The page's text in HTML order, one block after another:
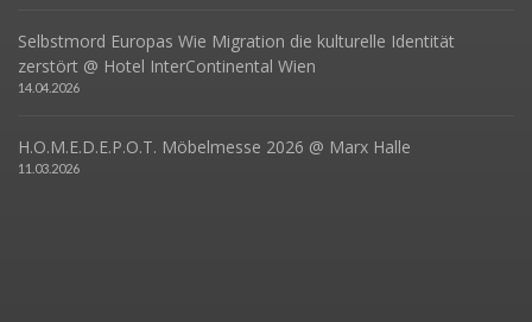
Selbstmord Europas Wie Migration die kulturelle Identität
zerstört @ Hotel InterContinental Wien
14.04.2026
H.O.M.E.D.E.P.O.T. Möbelmesse 2026 @ Marx Halle
11.03.2026